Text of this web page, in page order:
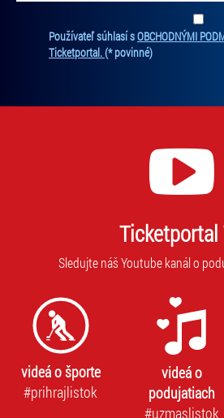
Zadajte svoju e-mailovú adresu, na
Používateľ súhlasí sOBCHODNÝMI
Ticketportal.(* povinné)
Ticketportal
Sledujte náš Youtube kanál o
videá o športe
#prihrajlistok
videá o
podujatiach
#uzmaslistok